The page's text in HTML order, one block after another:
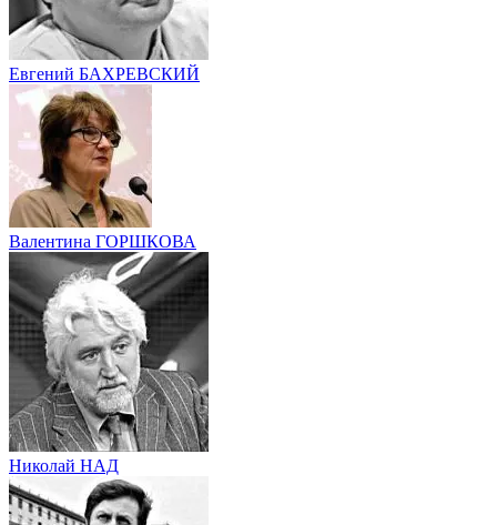
Евгений БАХРЕВСКИЙ
Валентина ГОРШКОВА
Николай НАД